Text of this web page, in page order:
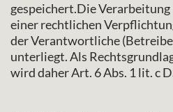
gespeichert.Die
einer rechtlichen
der Verantwortliche
unterliegt. Als
wird daher Art. 6 Abs. 1 lit. c